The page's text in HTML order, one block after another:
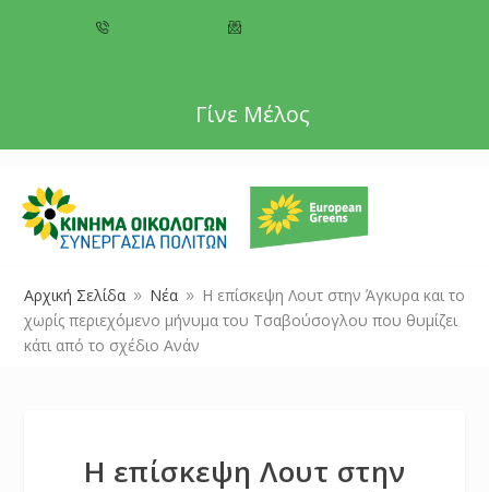
Γίνε Μέλος
Αρχική Σελίδα 9 Νέα 9
Η επίσκεψη Λουτ στην Άγκυρα και το
χωρίς περιεχόμενο μήνυμα του Τσαβούσογλου που θυμίζει
κάτι από το σχέδιο Ανάν
Η επίσκεψη Λουτ στην